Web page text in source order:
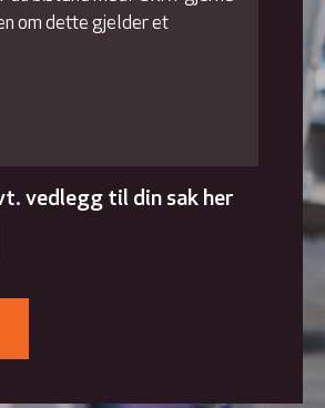
vedlegg til din sak her